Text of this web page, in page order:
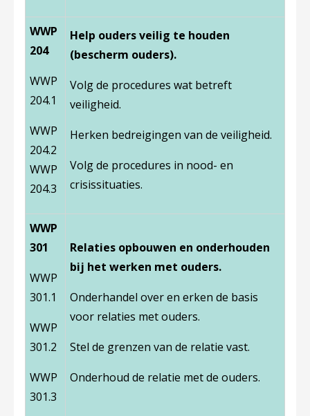
WWP
204
WWP
204.1
WWP
204.2
WWP
204.3
Help ouders veilig te houden
(bescherm ouders).
Volg de procedures wat betreft
veiligheid.
Herken bedreigingen van de veiligheid.
Volg de procedures in nood- en
crisissituaties.
WWP
301
WWP
301.1
WWP
301.2
WWP
301.3
Relaties opbouwen en onderhouden
bij het werken met ouders.
Onderhandel over en erken de basis
voor relaties met ouders.
Stel de grenzen van de relatie vast.
Onderhoud de relatie met de ouders.